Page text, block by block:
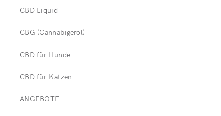
CBD Liquid
CBG (Cannabigerol)
CBD für Hunde
CBD für Katzen
ANGEBOTE